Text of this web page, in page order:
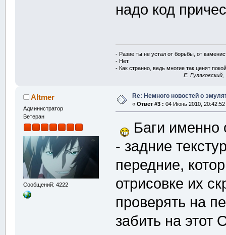
надо код
- Разве ты не устал от борьбы, от
- Нет.
- Как странно, ведь многие так ценят
E.
Altmer
Администратор
Ветеран
Сообщений: 4222
Re: Немного новостей о
« Ответ #3 : 04 Июнь 2010, 20:42:52
Баги именно
- задние
передние,
отрисовке их
проверять на
забить на этот